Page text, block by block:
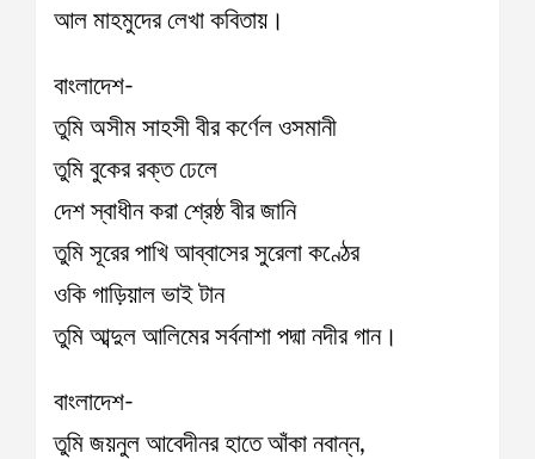
আল মাহমুদের লেখা কবিতায়।
বাংলাদেশ-
তুমি অসীম সাহসী বীর কর্ণেল ওসমানী
তুমি বুকের রক্ত ঢেলে
দেশ স্বাধীন করা শ্রেষ্ঠ বীর জানি
তুমি সূরের পাখি আব্বাসের সুরেলা কণ্ঠের
ওকি গাড়িয়াল ভাই টান
তুমি আব্দুল আলিমের সর্বনাশা পদ্মা নদীর গান।
বাংলাদেশ-
তুমি জয়নুল আবেদীনর হাতে আঁকা নবান্ন,